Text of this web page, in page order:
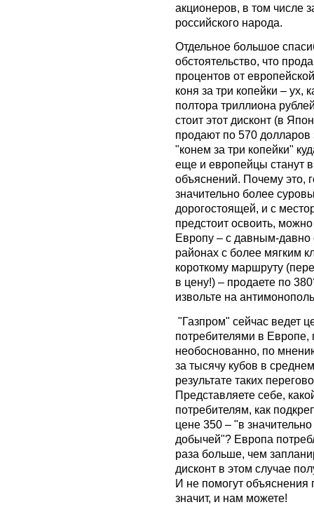
акционеров, в том числе
российского народа.
Отдельное большое
обстоятельство, что
процентов от
коня за три копейки –
полтора триллиона
стоит этот дисконт (в
продают по 570 долларов
"конем за три копейки"
еще и европейцы станут
объяснений. Почему это,
значительно более
дорогостоящей, и с
предстоит освоить,
Европу – с давным-
районах с более мягким
короткому маршруту
в цену!) – продаете по
извольте на
"Газпром" сейчас ведет
потребителями в Европе,
необоснованно, по
за тысячу кубов в
результате таких
Представляете себе,
потребителям, как
цене 350 – "в
добычей"? Европа
раза больше, чем
дисконт в этом случае
И не помогут
значит, и нам можете!